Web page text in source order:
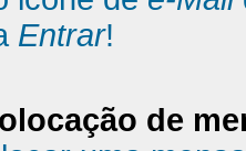
Entrar!
de